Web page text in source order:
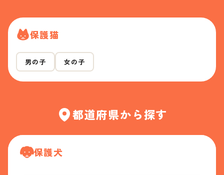
保護猫
男の子 女の子
都道府県から探す
保護犬